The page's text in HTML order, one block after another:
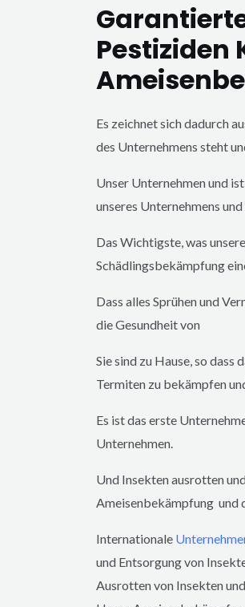
Pestiziden
Es zeichnet sich dadurch
des Unternehmens steht
Unser Unternehmen und
unseres Unternehmens
Das Wichtigste, was
Schädlingsbekämpfung
Dass alles Sprühen und
die Gesundheit von
Sie sind zu Hause, so
Termiten zu bekämpfen
Es ist das erste
Unternehmen.
Und Insekten ausrotten
Ameisenbekämpfung und
Internationale
und Entsorgung von
Ausrotten von Insekten